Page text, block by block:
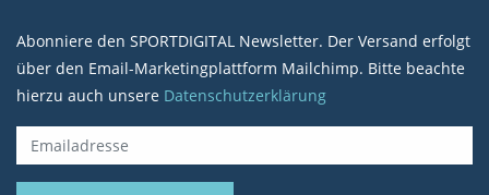
Abonniere den SPORTDIGITAL Newsletter. Der Versand erfolgt
über den Email-Marketingplattform Mailchimp. Bitte beachte
hierzu auch unsere Datenschutzerklärung